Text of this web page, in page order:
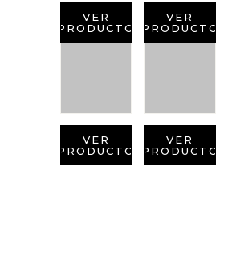
VER
PRODUCTO
VER
PRODUCTO
VER
PRODUCTO
VER
PRODUCTO